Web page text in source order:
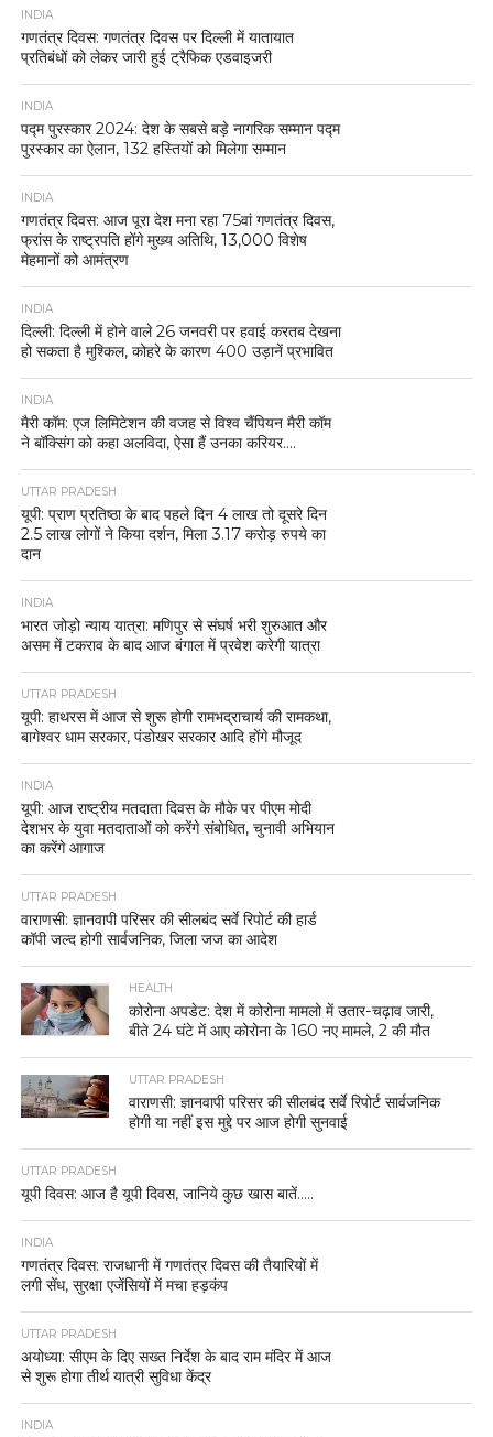
INDIA
गणतंत्र दिवस: गणतंत्र दिवस पर दिल्ली में यातायात
प्रतिबंधों को लेकर जारी हुई ट्रैफिक एडवाइजरी
INDIA
पद्म पुरस्कार 2024: देश के सबसे बड़े नागरिक सम्मान पद्म
पुरस्कार का ऐलान, 132 हस्तियों को मिलेगा सम्मान
INDIA
गणतंत्र दिवस: आज पूरा देश मना रहा 75वां गणतंत्र दिवस,
फ्रांस के राष्ट्रपति होंगे मुख्य अतिथि, 13,000 विशेष
मेहमानों को आमंत्रण
INDIA
दिल्ली: दिल्ली में होने वाले 26 जनवरी पर हवाई करतब देखना
हो सकता है मुश्किल, कोहरे के कारण 400 उड़ानें प्रभावित
INDIA
मैरी कॉम: एज लिमिटेशन की वजह से विश्व चैंपियन मैरी कॉम
ने बॉक्सिंग को कहा अलविदा, ऐसा हैं उनका करियर….
UTTAR PRADESH
यूपी: प्राण प्रतिष्ठा के बाद पहले दिन 4 लाख तो दूसरे दिन
2.5 लाख लोगों ने किया दर्शन, मिला 3.17 करोड़ रुपये का
दान
INDIA
भारत जोड़ो न्याय यात्रा: मणिपुर से संघर्ष भरी शुरुआत और
असम में टकराव के बाद आज बंगाल में प्रवेश करेगी यात्रा
UTTAR PRADESH
यूपी: हाथरस में आज से शुरू होगी रामभद्राचार्य की रामकथा,
बागेश्वर धाम सरकार, पंडोखर सरकार आदि होंगे मौजूद
INDIA
यूपी: आज राष्ट्रीय मतदाता दिवस के मौके पर पीएम मोदी
देशभर के युवा मतदाताओं को करेंगे संबोधित, चुनावी अभियान
का करेंगे आगाज
UTTAR PRADESH
वाराणसी: ज्ञानवापी परिसर की सीलबंद सर्वे रिपोर्ट की हार्ड
कॉपी जल्द होगी सार्वजनिक, जिला जज का आदेश
HEALTH
कोरोना अपडेट: देश में कोरोना मामलो में उतार-चढ़ाव जारी,
बीते 24 घंटे में आए कोरोना के 160 नए मामले, 2 की मौत
UTTAR PRADESH
वाराणसी: ज्ञानवापी परिसर की सीलबंद सर्वे रिपोर्ट सार्वजनिक
होगी या नहीं इस मुद्दे पर आज होगी सुनवाई
UTTAR PRADESH
यूपी दिवस: आज है यूपी दिवस, जानिये कुछ खास बातें…..
INDIA
गणतंत्र दिवस: राजधानी में गणतंत्र दिवस की तैयारियों में
लगी सेंध, सुरक्षा एजेंसियों में मचा हड़कंप
UTTAR PRADESH
अयोध्या: सीएम के दिए सख्त निर्देश के बाद राम मंदिर में आज
से शुरू होगा तीर्थ यात्री सुविधा केंद्र
INDIA